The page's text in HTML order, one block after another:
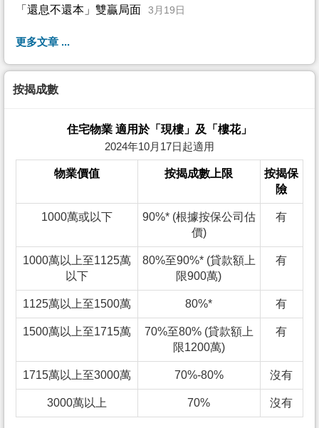
「還息不還本」雙贏局面 3月19日
更多文章 ...
按揭成數
住宅物業 適用於「現樓」及「樓花」
2024年10月17日起適用
物業價值 按揭成數上限
按揭保
險
1000萬或以下
90%* (根據按保公司估
價)
有
1000萬以上至1125萬
以下
80%至90%* (貸款額上
限900萬)
有
1125萬以上至1500萬 80%* 有
1500萬以上至1715萬
70%至80% (貸款額上
限1200萬)
有
1715萬以上至3000萬 70%-80% 沒有
3000萬以上 70% 沒有